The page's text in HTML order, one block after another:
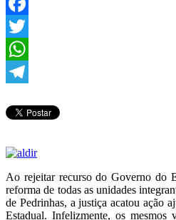
Facebook
Twitter
WhatsApp
Ao rejeitar recurso do Governo do
reforma de todas as unidades
de Pedrinhas, a justiça acatou ação
Estadual. Infelizmente, os mesmos